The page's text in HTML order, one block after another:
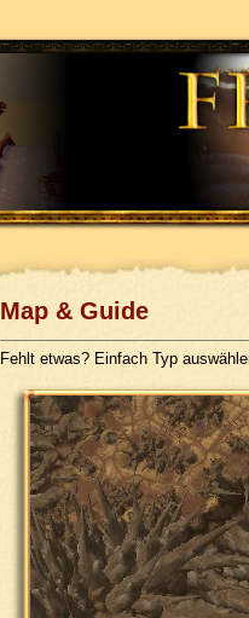
Map & Guide
Fehlt etwas? Einfach Typ